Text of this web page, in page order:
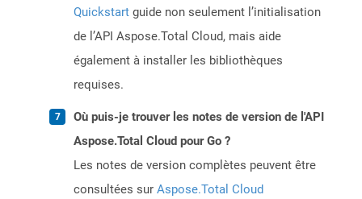
Quickstart guide non seulement l’initialisation
de l’API Aspose.Total Cloud, mais aide
également à installer les bibliothèques
requises.
Où puis-je trouver les notes de version de l'API
Aspose.Total Cloud pour Go ?
Les notes de version complètes peuvent être
consultées sur Aspose.Total Cloud